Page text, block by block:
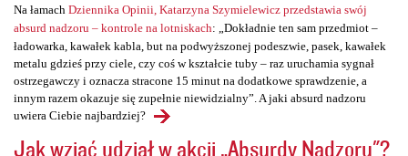
Na łamach Dziennika Opinii, Katarzyna Szymielewicz przedstawia swój
absurd nadzoru – kontrole na lotniskach: „Dokładnie ten sam przedmiot –
ładowarka, kawałek kabla, but na podwyższonej podeszwie, pasek, kawałek
metalu gdzieś przy ciele, czy coś w kształcie tuby – raz uruchamia sygnał
ostrzegawczy i oznacza stracone 15 minut na dodatkowe sprawdzenie, a
innym razem okazuje się zupełnie niewidzialny”. A jaki absurd nadzoru
uwiera Ciebie najbardziej?
Jak wziąć udział w akcji „Absurdy Nadzoru"?